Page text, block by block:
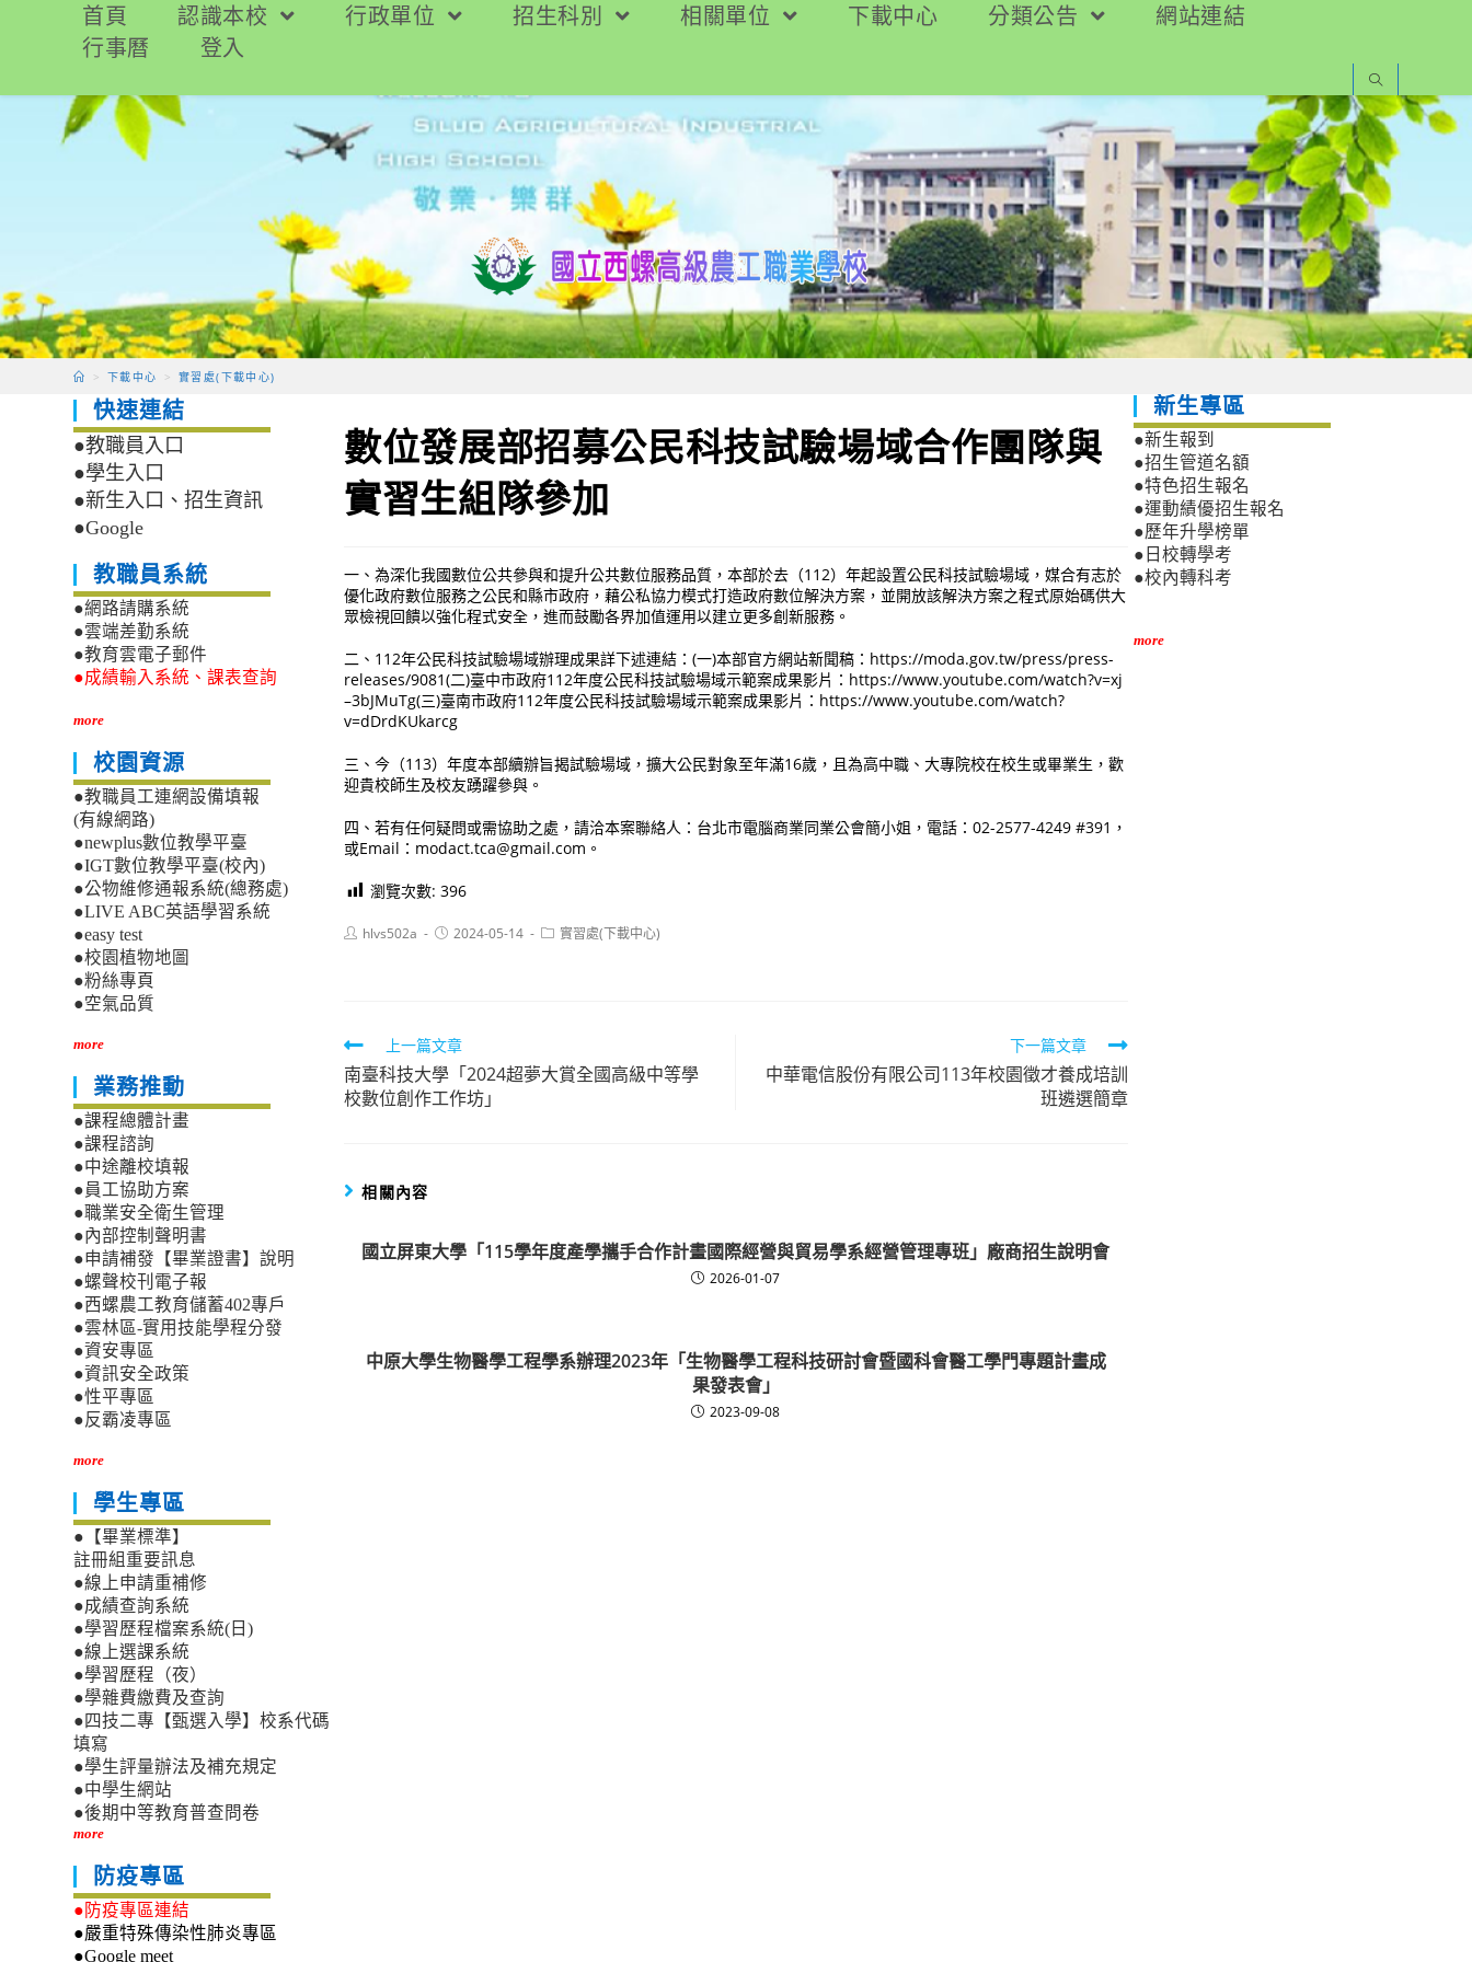
要
首頁 認識本校 行政單位 招生科別 相關單位 下載中心 分類公告
網站連結
行事曆
登入
> 下載中心 > 實習處(下載中心)
數位發展部招募公民科技試驗場域合作團隊與
實習生組隊參加
一、為深化我國數位公共參與和提升公共數位服務品質，本部於去（112）年起設置公民科技試驗場域，媒合有志於
優化政府數位服務之公民和縣市政府，藉公私協力模式打造政府數位解決方案，並開放該解決方案之程式原始碼供大
眾檢視回饋以強化程式安全，進而鼓勵各界加值運用以建立更多創新服務。
二、112年公民科技試驗場域辦理成果詳下述連結：(一)本部官方網站新聞稿：https://moda.gov.tw/press/press-
releases/9081(二)臺中市政府112年度公民科技試驗場域示範案成果影片：https://www.youtube.com/watch?v=xj
–3bJMuTg(三)臺南市政府112年度公民科技試驗場域示範案成果影片：https://www.youtube.com/watch?
v=dDrdKUkarcg
三、今（113）年度本部續辦旨揭試驗場域，擴大公民對象至年滿16歲，且為高中職、大專院校在校生或畢業生，歡
迎貴校師生及校友踴躍參與。
四、若有任何疑問或需協助之處，請洽本案聯絡人：台北市電腦商業同業公會簡小姐，電話：02-2577-4249 #391，
或Email：modact.tca@gmail.com。
瀏覽次數: 396
Posthlvs502a
Post2024-05-14
Post實習處(下載中心)
Read
more
articles
上一篇文章
南臺科技大學「2024超夢大賞全國高級中等學
校數位創作工作坊」
下一篇文章
中華電信股份有限公司113年校園徵才養成培訓
班遴選簡章
相關內容
國立屏東大學「115學年度產學攜手合作計畫國際經營與貿易學系經營管理專班」廠商招生說明會
2026-01-07
中原大學生物醫學工程學系辦理2023年「生物醫學工程科技研討會暨國科會醫工學門專題計畫成
果發表會」
2023-09-08
快速連結
●教職員入口
●學生入口
●新生入口、招生資訊
●Google
教職員系統
●網路請購系統
●雲端差勤系統
●教育雲電子郵件
●成績輸入系統、課表查詢
more
校園資源
●教職員工連網設備填報
(有線網路)
●newplus數位教學平臺
●IGT數位教學平臺(校內)
●公物維修通報系統(總務處)
●LIVE ABC英語學習系統
●easy test
●校園植物地圖
●粉絲專頁
●空氣品質
more
業務推動
●課程總體計畫
●課程諮詢
●中途離校填報
●員工協助方案
●職業安全衛生管理
●內部控制聲明書
●申請補發【畢業證書】說明
●螺聲校刊電子報
●西螺農工教育儲蓄402專戶
●雲林區-實用技能學程分發
●資安專區
●資訊安全政策
●性平專區
●反霸凌專區
more
學生專區
●【畢業標準】
註冊組重要訊息
●線上申請重補修
●成績查詢系統
●學習歷程檔案系統(日)
●線上選課系統
●學習歷程（夜）
●學雜費繳費及查詢
●四技二專【甄選入學】校系代碼
填寫
●學生評量辦法及補充規定
●中學生網站
●後期中等教育普查問卷
more
防疫專區
●防疫專區連結
●嚴重特殊傳染性肺炎專區
●Google meet
新生專區
●新生報到
●招生管道名額
●特色招生報名
●運動績優招生報名
●歷年升學榜單
●日校轉學考
●校內轉科考
more